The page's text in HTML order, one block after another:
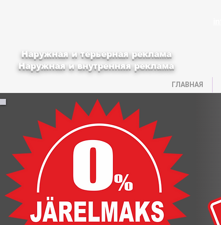
Наружная и терьерная реклама
Наружная и внутренняя реклама
ГЛАВНАЯ